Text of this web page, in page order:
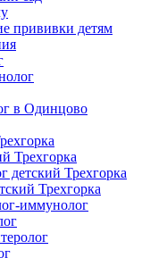
прививки детям
в Одинцово
Трехгорка
детский Трехгорка
Трехгорка
иммунолог